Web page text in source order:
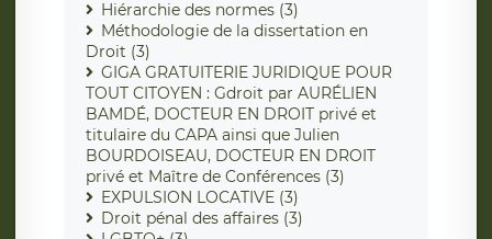
Hiérarchie des normes (3)
Méthodologie de la dissertation en
Droit (3)
GIGA GRATUITERIE JURIDIQUE POUR
TOUT CITOYEN : Gdroit par AURÉLIEN
BAMDÉ, DOCTEUR EN DROIT privé et
titulaire du CAPA ainsi que Julien
BOURDOISEAU, DOCTEUR EN DROIT
privé et Maître de Conférences (3)
EXPULSION LOCATIVE (3)
Droit pénal des affaires (3)